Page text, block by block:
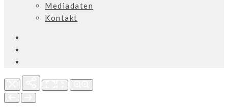
Mediadaten
Kontakt